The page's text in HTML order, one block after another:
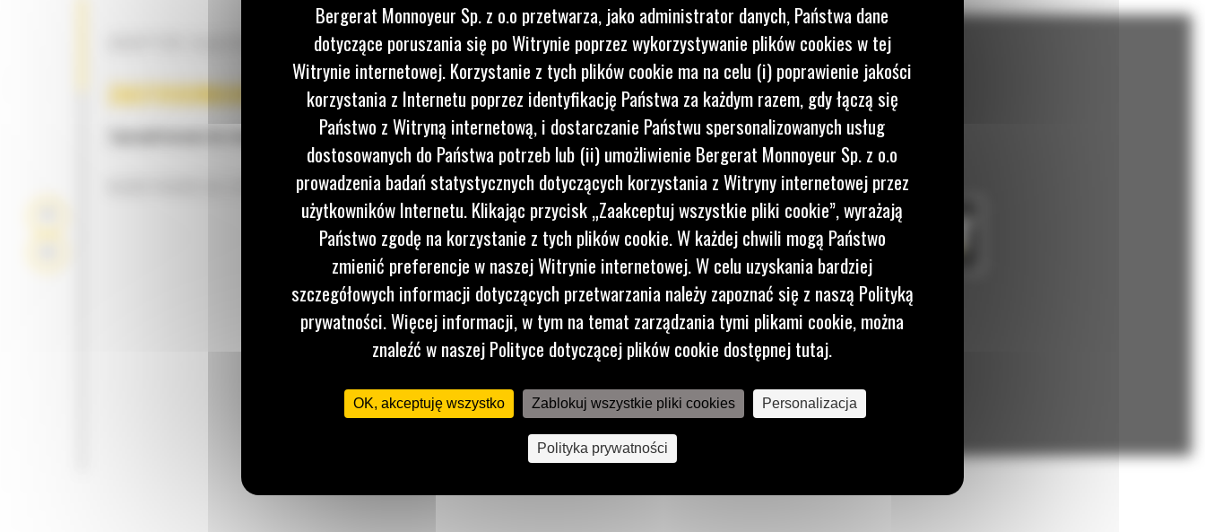
ADAPTER ZŁĄCZA OSPRZĘTU CW
ZASTOSOWANIE
Zaprojektowane do różnych zastosowań i materiałów.
Bergerat Monnoyeur Sp. z o.o przetwarza, jako administrator danych, Państwa dane
dotyczące poruszania się po Witrynie poprzez wykorzystywanie plików cookies w tej
Witrynie internetowej. Korzystanie z tych plików cookie ma na celu (i) poprawienie jakości
korzystania z Internetu poprzez identyfikację Państwa za każdym razem, gdy łączą się
Państwo z Witryną internetową, i dostarczanie Państwu spersonalizowanych usług
dostosowanych do Państwa potrzeb lub (ii) umożliwienie Bergerat Monnoyeur Sp. z o.o
prowadzenia badań statystycznych dotyczących korzystania z Witryny internetowej przez
użytkowników Internetu. Klikając przycisk „Zaakceptuj wszystkie pliki cookie”, wyrażają
Państwo zgodę na korzystanie z tych plików cookie. W każdej chwili mogą Państwo
zmienić preferencje w naszej Witrynie internetowej. W celu uzyskania bardziej
szczegółowych informacji dotyczących przetwarzania należy zapoznać się z naszą Polityką
prywatności. Więcej informacji, w tym na temat zarządzania tymi plikami cookie, można
znaleźć w naszej Polityce dotyczącej plików cookie dostępnej tutaj.
OK, akceptuję wszystko Zablokuj wszystkie pliki cookies Personalizacja
Polityka prywatności